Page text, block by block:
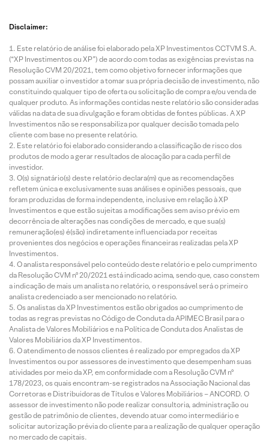
Disclaimer:
Este relatório de análise foi elaborado pela XP Investimentos CCTVM S.A.
(“XP Investimentos ou XP”) de acordo com todas as exigências previstas na
Resolução CVM 20/2021, tem como objetivo fornecer informações que
possam auxiliar o investidor a tomar sua própria decisão de investimento, não
constituindo qualquer tipo de oferta ou solicitação de compra e/ou venda de
qualquer produto. As informações contidas neste relatório são consideradas
válidas na data de sua divulgação e foram obtidas de fontes públicas. A XP
Investimentos não se responsabiliza por qualquer decisão tomada pelo
cliente com base no presente relatório.
Este relatório foi elaborado considerando a classificação de risco dos
produtos de modo a gerar resultados de alocação para cada perfil de
investidor.
O(s) signatário(s) deste relatório declara(m) que as recomendações
refletem única e exclusivamente suas análises e opiniões pessoais, que
foram produzidas de forma independente, inclusive em relação à XP
Investimentos e que estão sujeitas a modificações sem aviso prévio em
decorrência de alterações nas condições de mercado, e que sua(s)
remuneração(es) é(são) indiretamente influenciada por receitas
provenientes dos negócios e operações financeiras realizadas pela XP
Investimentos.
O analista responsável pelo conteúdo deste relatório e pelo cumprimento
da Resolução CVM nº 20/2021 está indicado acima, sendo que, caso constem
a indicação de mais um analista no relatório, o responsável será o primeiro
analista credenciado a ser mencionado no relatório.
Os analistas da XP Investimentos estão obrigados ao cumprimento de
todas as regras previstas no Código de Conduta da APIMEC Brasil para o
Analista de Valores Mobiliários e na Política de Conduta dos Analistas de
Valores Mobiliários da XP Investimentos.
O atendimento de nossos clientes é realizado por empregados da XP
Investimentos ou por assessores de investimento que desempenham suas
atividades por meio da XP, em conformidade com a Resolução CVM nº
178/2023, os quais encontram-se registrados na Associação Nacional das
Corretoras e Distribuidoras de Títulos e Valores Mobiliários – ANCORD. O
assessor de investimento não pode realizar consultoria, administração ou
gestão de patrimônio de clientes, devendo atuar como intermediário e
solicitar autorização prévia do cliente para a realização de qualquer operação
no mercado de capitais.